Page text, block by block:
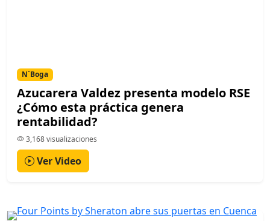
N´Boga
Azucarera Valdez presenta modelo RSE
¿Cómo esta práctica genera
rentabilidad?
3,168 visualizaciones
Ver Video